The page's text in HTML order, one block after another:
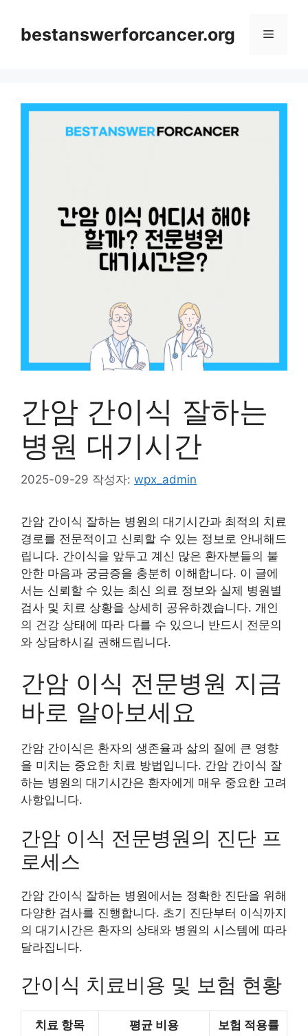
bestanswerforcancer.org 메
간암 간이식 잘하는
병원 대기시간
2025-09-29 작성자: wpx_admin
간암 간이식 잘하는 병원의 대기시간과 최적의 치료
경로를 전문적이고 신뢰할 수 있는 정보로 안내해드
립니다. 간이식을 앞두고 계신 많은 환자분들의 불
안한 마음과 궁금증을 충분히 이해합니다. 이 글에
서는 신뢰할 수 있는 최신 의료 정보와 실제 병원별
검사 및 치료 상황을 상세히 공유하겠습니다. 개인
의 건강 상태에 따라 다를 수 있으니 반드시 전문의
와 상담하시길 권해드립니다.
간암 이식 전문병원 지금
바로 알아보세요
간암 간이식은 환자의 생존율과 삶의 질에 큰 영향
을 미치는 중요한 치료 방법입니다. 간암 간이식 잘
하는 병원의 대기시간은 환자에게 매우 중요한 고려
사항입니다.
간암 이식 전문병원의 진단 프
로세스
간암 간이식 잘하는 병원에서는 정확한 진단을 위해
다양한 검사를 진행합니다. 초기 진단부터 이식까지
의 대기시간은 환자의 상태와 병원의 시스템에 따라
달라집니다.
간이식 치료비용 및 보험 현황
치료 항목 평균 비용 보험 적용률